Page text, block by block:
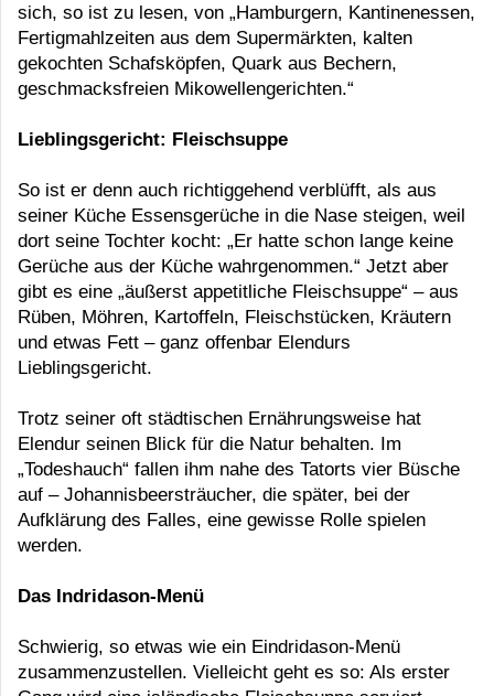
sich, so ist zu lesen, von „Hamburgern, Kantinenessen,
Fertigmahlzeiten aus dem Supermärkten, kalten
gekochten Schafsköpfen, Quark aus Bechern,
geschmacksfreien Mikowellengerichten.“
Lieblingsgericht: Fleischsuppe
So ist er denn auch richtiggehend verblüfft, als aus
seiner Küche Essensgerüche in die Nase steigen, weil
dort seine Tochter kocht: „Er hatte schon lange keine
Gerüche aus der Küche wahrgenommen.“ Jetzt aber
gibt es eine „äußerst appetitliche Fleischsuppe“ – aus
Rüben, Möhren, Kartoffeln, Fleischstücken, Kräutern
und etwas Fett – ganz offenbar Elendurs
Lieblingsgericht.
Trotz seiner oft städtischen Ernährungsweise hat
Elendur seinen Blick für die Natur behalten. Im
„Todeshauch“ fallen ihm nahe des Tatorts vier Büsche
auf – Johannisbeersträucher, die später, bei der
Aufklärung des Falles, eine gewisse Rolle spielen
werden.
Das Indridason-Menü
Schwierig, so etwas wie ein Eindridason-Menü
zusammenzustellen. Vielleicht geht es so: Als erster